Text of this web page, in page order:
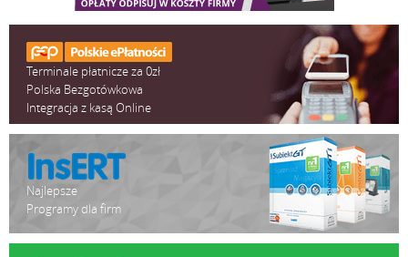
Terminale płatnicze za 0zł
Polska Bezgotówkowa
Integracja z kasą Online
Najlepsze
Programy dla firm